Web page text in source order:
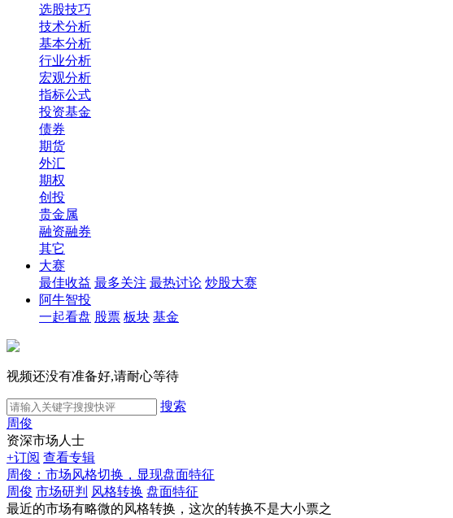
选股技巧
技术分析
基本分析
行业分析
宏观分析
指标公式
投资基金
债券
期货
外汇
期权
创投
贵金属
融资融券
其它
大赛
最佳收益 最多关注 最热讨论 炒股大赛
阿牛智投
一起看盘 股票 板块 基金
视频还没有准备好,请耐心等待
搜索
周俊
资深市场人士
+订阅 查看专辑
周俊：市场风格切换，显现盘面特征
周俊 市场研判 风格转换 盘面特征
最近的市场有略微的风格转换，这次的转换不是大小票之